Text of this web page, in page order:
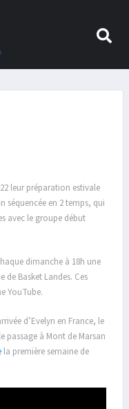
leur préparation estivale
séquencée en 2 temps, qui
avec le groupe début
dimanche à 18h une
Basket Landes. Ces
YouTube.
d’Evelyn en France, le
passage à Mont de Marsan
la première semaine de